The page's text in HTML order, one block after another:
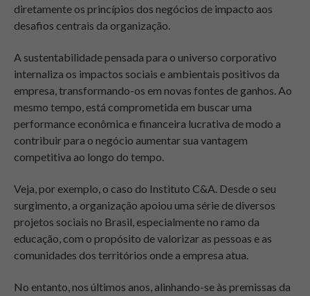
diretamente os princípios dos negócios de impacto aos
desafios centrais da organização.
A sustentabilidade pensada para o universo corporativo
internaliza os impactos sociais e ambientais positivos da
empresa, transformando-os em novas fontes de ganhos. Ao
mesmo tempo, está comprometida em buscar uma
performance econômica e financeira lucrativa de modo a
contribuir para o negócio aumentar sua vantagem
competitiva ao longo do tempo.
Veja, por exemplo, o caso do Instituto C&A. Desde o seu
surgimento, a organização apoiou uma série de diversos
projetos sociais no Brasil, especialmente no ramo da
educação, com o propósito de valorizar as pessoas e as
comunidades dos territórios onde a empresa atua.
No entanto, nos últimos anos, alinhando-se às premissas da